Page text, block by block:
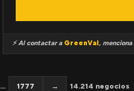
⚡ Al contactar a GreenVal, menciona
... 1777 → 14.214 negocios